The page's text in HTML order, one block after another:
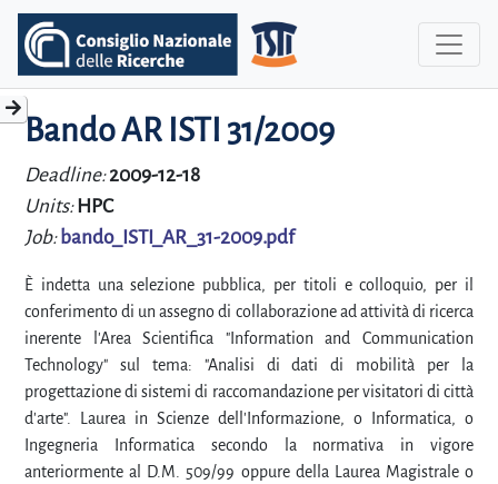
Bando AR ISTI 31/2009
Deadline:2009-12-18
Units: HPC
Job: bando_ISTI_AR_31-2009.pdf
È indetta una selezione pubblica, per titoli e colloquio, per il
conferimento di un assegno di collaborazione ad attività di ricerca
inerente l'Area Scientifica "Information and Communication
Technology" sul tema: "Analisi di dati di mobilità per la
progettazione di sistemi di raccomandazione per visitatori di città
d'arte". Laurea in Scienze dell'Informazione, o Informatica, o
Ingegneria Informatica secondo la normativa in vigore
anteriormente al D.M. 509/99 oppure della Laurea Magistrale o